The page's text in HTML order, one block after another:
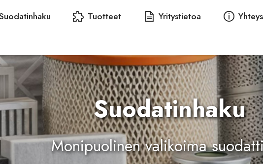
Tuotteet Yritystietoa
Suodatinhaku
Monipuolinen valikoima